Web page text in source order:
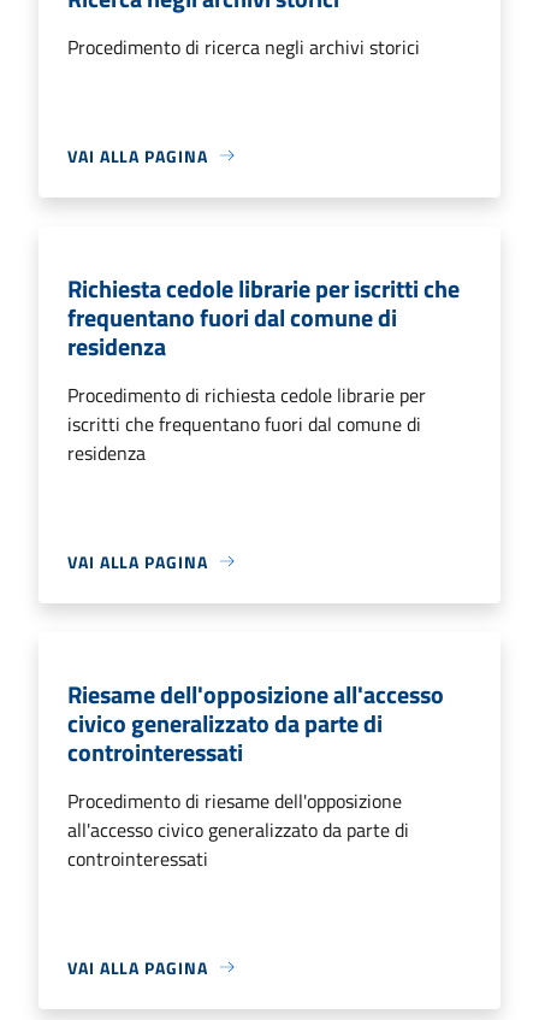
Procedimento di ricerca negli archivi storici
VAI ALLA PAGINA
Richiesta cedole librarie per iscritti che
frequentano fuori dal comune di
residenza
Procedimento di richiesta cedole librarie per
iscritti che frequentano fuori dal comune di
residenza
VAI ALLA PAGINA
Riesame dell'opposizione all'accesso
civico generalizzato da parte di
controinteressati
Procedimento di riesame dell'opposizione
all'accesso civico generalizzato da parte di
controinteressati
VAI ALLA PAGINA